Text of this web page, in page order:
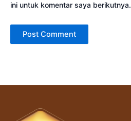
ini untuk komentar saya berikutnya.